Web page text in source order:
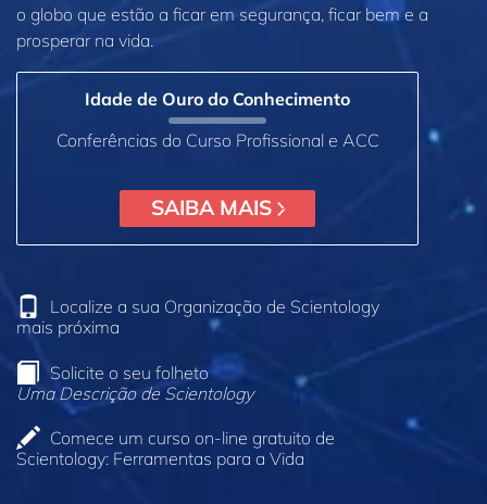
o globo que estão a ficar em segurança, ficar bem e a
prosperar na vida.
Idade de Ouro do Conhecimento
Conferências do Curso Profissional e ACC
SAIBA MAIS
Localize a sua Organização de Scientology
mais próxima
Solicite o seu folheto
Uma Descrição de Scientology
Comece um curso on‑line gratuito de
Scientology: Ferramentas para a Vida